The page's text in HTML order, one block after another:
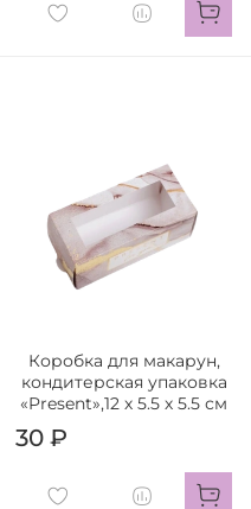
Коробка для макарун,
кондитерская упаковка
«Present»,12 х 5.5 х 5.5 см
30 ₽